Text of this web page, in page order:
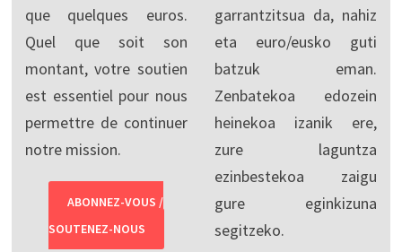
que quelques euros.
Quel que soit son
montant, votre soutien
est essentiel pour nous
permettre de continuer
notre mission.
ABONNEZ-VOUS /
SOUTENEZ-NOUS
garrantzitsua da, nahiz
eta euro/eusko guti
batzuk eman.
Zenbatekoa edozein
heinekoa izanik ere,
zure laguntza
ezinbestekoa zaigu
gure eginkizuna
segitzeko.